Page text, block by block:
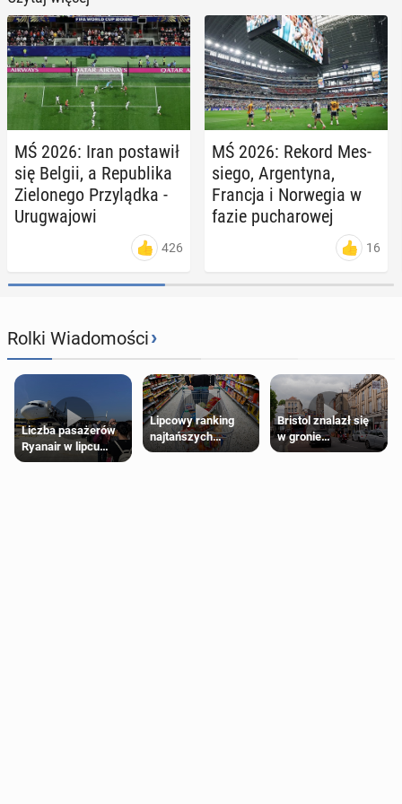
MŚ 2026: Iran po­sta­wił
się Belgii, a Re­pu­bli­ka
Zie­lo­ne­go Przy­ląd­ka -
Uru­gwa­jo­wi
426
MŚ 2026: Rekord Mes­
sie­go, Ar­gen­ty­na,
Francja i Nor­we­gia w
fazie pu­cha­ro­wej
16
Rolki Wiadomości›
Liczba pasażerów
Ryanair w lipcu
pobiła rekord
Lipcowy ranking
najtańszych
supermarketów
Bristol znalazł się
w gronie
najlepszych